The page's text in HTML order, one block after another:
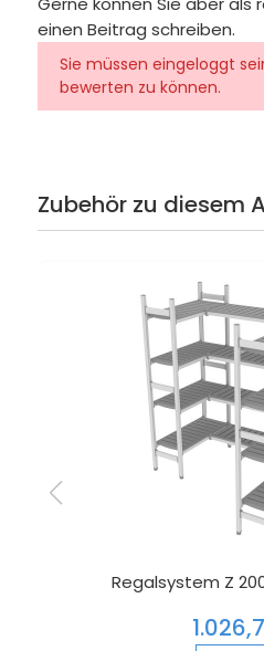
einen Beitrag schreiben.
Sie müssen eingeloggt
bewerten zu können.
Zubehör zu diesem
Regalsystem Z